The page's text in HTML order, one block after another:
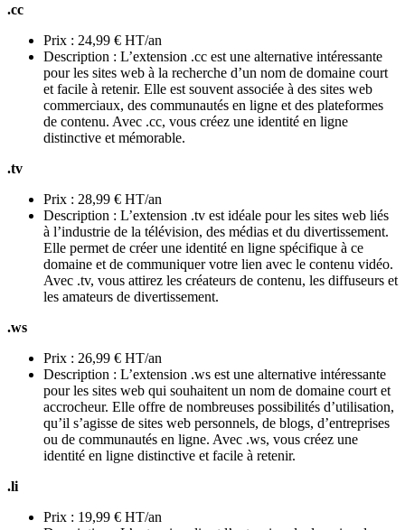
.cc
Prix : 24,99 € HT/an
Description : L’extension .cc est une alternative intéressante
pour les sites web à la recherche d’un nom de domaine court
et facile à retenir. Elle est souvent associée à des sites web
commerciaux, des communautés en ligne et des plateformes
de contenu. Avec .cc, vous créez une identité en ligne
distinctive et mémorable.
.tv
Prix : 28,99 € HT/an
Description : L’extension .tv est idéale pour les sites web liés
à l’industrie de la télévision, des médias et du divertissement.
Elle permet de créer une identité en ligne spécifique à ce
domaine et de communiquer votre lien avec le contenu vidéo.
Avec .tv, vous attirez les créateurs de contenu, les diffuseurs et
les amateurs de divertissement.
.ws
Prix : 26,99 € HT/an
Description : L’extension .ws est une alternative intéressante
pour les sites web qui souhaitent un nom de domaine court et
accrocheur. Elle offre de nombreuses possibilités d’utilisation,
qu’il s’agisse de sites web personnels, de blogs, d’entreprises
ou de communautés en ligne. Avec .ws, vous créez une
identité en ligne distinctive et facile à retenir.
.li
Prix : 19,99 € HT/an